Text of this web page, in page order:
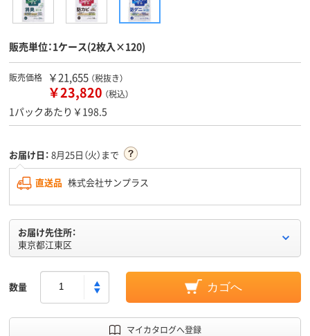
販売単位：1ケース(2枚入×120)
販売価格 ￥21,655 （税抜き）
￥23,820 （税込）
1パックあたり￥198.5
お届け日： 8月25日（火）まで
直送品 株式会社サンプラス
お届け先住所：
東京都江東区
数量 カゴへ
マイカタログへ登録